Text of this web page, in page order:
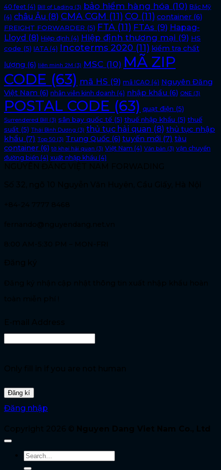
40 feet (4) Bill of Lading (3) bảo hiểm hàng hóa (10) Bắc Mỹ
(4) châu Âu (8) CMA CGM (11) CO (11) container (6)
FREIGHT FORWARDER (5) FTA (11) FTAs (9) Hapag-
Lloyd (8) Hiệp định (4) Hiệp định thương mại (9) HS
code (5) IATA (4) Incoterms 2020 (11) kiểm tra chất
lượng (6) liên minh 2M (3) MSC (10) MÃ ZIP
CODE (63) mã HS (9) mã ICAO (4) Nguyên Đăng
Việt Nam (6) nhân viên kinh doanh (4) nhập khẩu (6) ONE (3)
POSTAL CODE (63) quạt điện (5)
Surrendered Bill (3) sân bay quốc tế (5) thuế nhập khẩu (5) thuế
suất (5) Thái Bình Dương (3) thủ tục hải quan (8) thủ tục nhập
khẩu (7) Top 50 (3) Trung Quốc (6) tuyến mới (7) tàu
container (6) tờ khai hải quan (3) Việt Nam (4) Văn bản (3) vận chuyển
đường biển (4) xuất nhập khẩu (4)
Đăng nhập